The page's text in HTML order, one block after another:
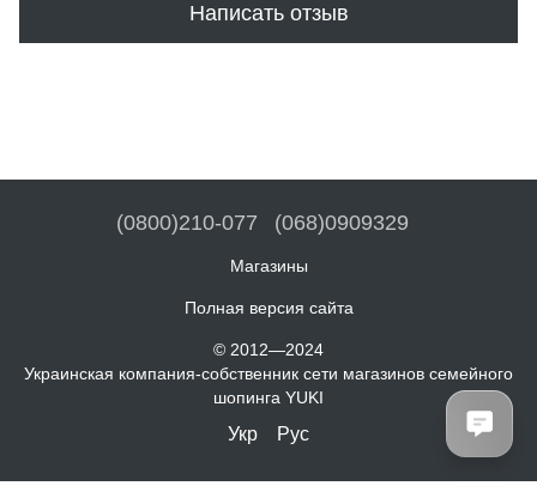
Написать отзыв
(0800)210-077 (068)0909329
Магазины
Полная версия сайта
© 2012—2024
Украинская компания-собственник сети магазинов семейного
шопинга YUKI
Укр Рус